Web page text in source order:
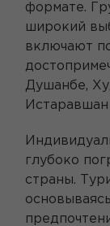
формате.
широкий
включают
Душанбе,
глубоко
страны.